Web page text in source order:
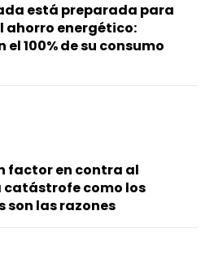
está preparada para
ahorro energético:
100% de su consumo
factor en contra al
catástrofe como los
son las razones